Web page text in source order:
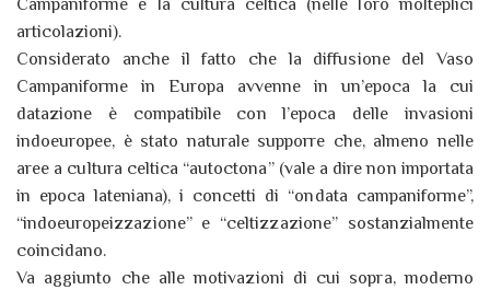
Campaniforme e la cultura celtica (nelle loro molteplici
articolazioni).
Considerato anche il fatto che la diffusione del Vaso
Campaniforme in Europa avvenne in un’epoca la cui
datazione è compatibile con l’epoca delle invasioni
indoeuropee, è stato naturale supporre che, almeno nelle
aree a cultura celtica “autoctona” (vale a dire non importata
in epoca lateniana), i concetti di “ondata campaniforme”,
“indoeuropeizzazione” e “celtizzazione” sostanzialmente
coincidano.
Va aggiunto che alle motivazioni di cui sopra, moderno